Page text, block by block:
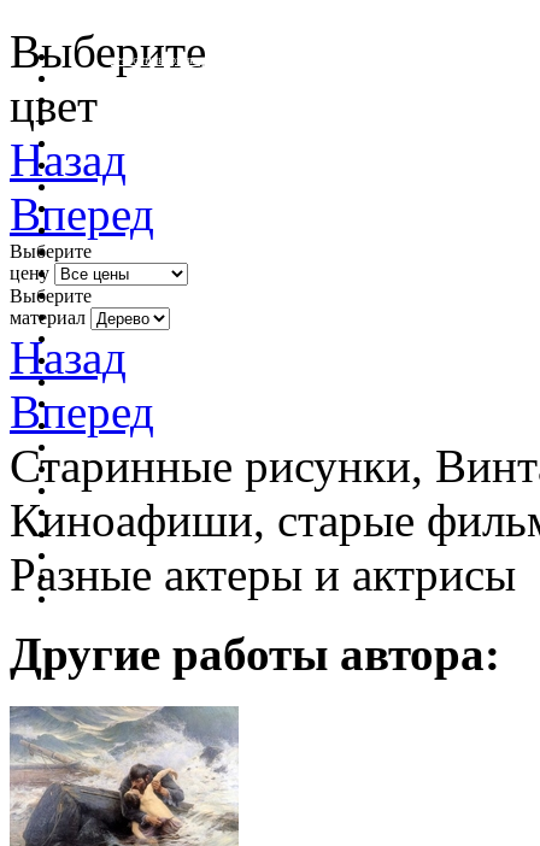
очистить фильтр цвета
Выберите
цвет
Назад
Вперед
Выберите
цену
Выберите
материал
Назад
Вперед
Старинные рисунки,
Киноафиши, старые
Разные актеры и актрисы
Другие работы автора: